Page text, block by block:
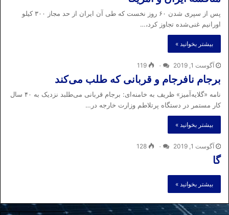
پس از سپری شدن ۶۰ روز نخست که طی آن ایران از حد مجاز ۳۰۰ کیلو
اورانیم غنی‌شده تجاوز کرد،…
بیشتر بخوانید »
آگوست 1, 2019 ۰ 119
برجام نافرجام و قربانی که طلب می‌کند
نامه «گلایه‌‌آمیز» ظریف به خامنه‌ای: برجام قربانی می‌طلبد نزدیک به ۴۰ سال
کار مستمر در دستگاه پرتلاطم وزارت خارجه‌ در…
بیشتر بخوانید »
آگوست 1, 2019 ۰ 128
گا
بیشتر بخوانید »